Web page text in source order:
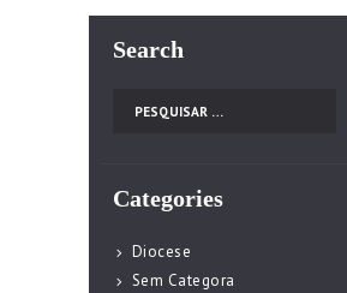
Search
Categories
Diocese
Sem Categora